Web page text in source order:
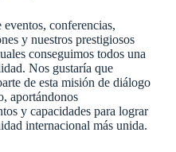
eventos, conferencias,
y nuestros prestigiosos
conseguimos todos una
Nos gustaría que
de esta misión de diálogo
aportándonos
y capacidades para lograr
internacional más unida.